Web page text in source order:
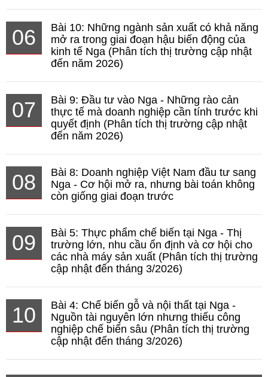
06
Bài 10: Những ngành sản xuất có khả năng
mở ra trong giai đoạn hậu biến động của
kinh tế Nga (Phân tích thị trường cập nhật
đến năm 2026)
07
Bài 9: Đầu tư vào Nga - Những rào cản
thực tế mà doanh nghiệp cần tính trước khi
quyết định (Phân tích thị trường cập nhật
đến năm 2026)
08
Bài 8: Doanh nghiệp Việt Nam đầu tư sang
Nga - Cơ hội mở ra, nhưng bài toán không
còn giống giai đoạn trước
09
Bài 5: Thực phẩm chế biến tại Nga - Thị
trường lớn, nhu cầu ổn định và cơ hội cho
các nhà máy sản xuất (Phân tích thị trường
cập nhật đến tháng 3/2026)
10
Bài 4: Chế biến gỗ và nội thất tại Nga -
Nguồn tài nguyên lớn nhưng thiếu công
nghiệp chế biến sâu (Phân tích thị trường
cập nhật đến tháng 3/2026)